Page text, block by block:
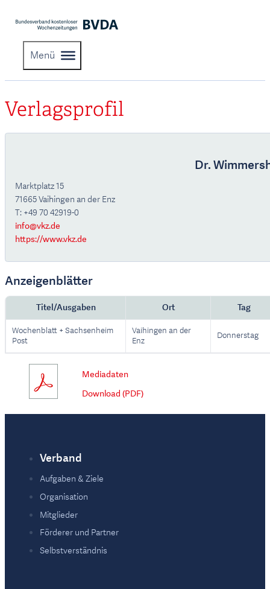
Menü
Verlagsprofil
Dr.
Marktplatz 15
71665 Vaihingen an der Enz
T: +49 70 42919-0
info@vkz.de
https://www.vkz.de
Anzeigenblätter
Titel/Ausgaben Ort Tag
Wochenblatt + Sachsenheim
Post
Vaihingen an der
Enz
Donnerstag
Mediadaten
Download (PDF)
FußzeileVerband
Aufgaben & Ziele
Organisation
Mitglieder
Förderer und Partner
Selbstverständnis